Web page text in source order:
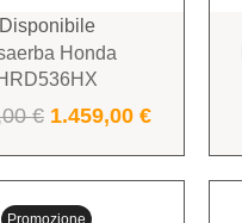
Disponibile
Honda
€ 1.459,00 €
Promozione